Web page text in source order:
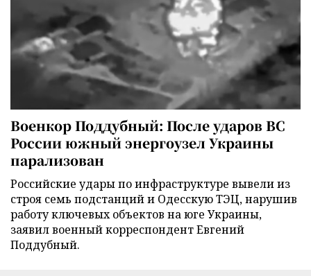
Военкор Поддубный: После ударов ВС
России южный энергоузел Украины
парализован
Российские удары по инфраструктуре вывели из
строя семь подстанций и Одесскую ТЭЦ, нарушив
работу ключевых объектов на юге Украины,
заявил военный корреспондент Евгений
Поддубный.